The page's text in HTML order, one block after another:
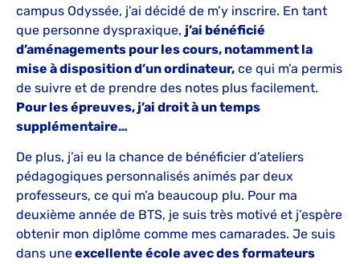
campus Odyssée, j’ai décidé de m’y inscrire. En tant
que personne dyspraxique, j’ai bénéficié
d’aménagements pour les cours, notamment la
mise à disposition d’un ordinateur, ce qui m’a permis
de suivre et de prendre des notes plus facilement.
Pour les épreuves, j’ai droit à un temps
supplémentaire…
De plus, j’ai eu la chance de bénéficier d’ateliers
pédagogiques personnalisés animés par deux
professeurs, ce qui m’a beaucoup plu. Pour ma
deuxième année de BTS, je suis très motivé et j’espère
obtenir mon diplôme comme mes camarades. Je suis
dans uneexcellente école avec des formateurs